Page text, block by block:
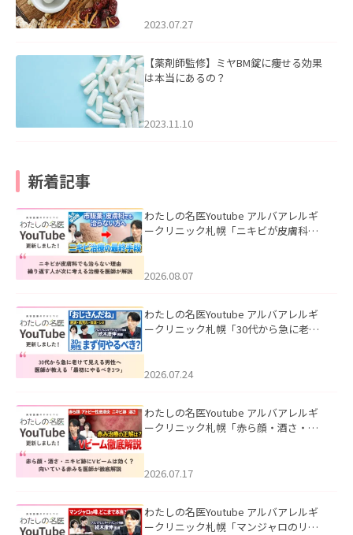
2023.07.27
【薬剤師監修】ミヤBM錠に痩せる効果
は本当にあるの？
2023.11.10
新着記事
わたしの名医Youtube アルバアレルギ
ークリニック札幌「ニキビが皮膚科で
ました。
2026.08.07
わたしの名医Youtube アルバアレルギ
ークリニック札幌「30代から急に老け
た。
2026.07.24
わたしの名医Youtube アルバアレルギ
ークリニック札幌「赤ら顔・酒さ・ニ
した。
2026.07.17
わたしの名医Youtube アルバアレルギ
ークリニック札幌「マンジャロのリア